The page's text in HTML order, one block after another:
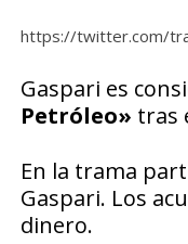
https://twitter.com/
Gaspari es
Petróleo» tras
En la trama
Gaspari. Los
dinero.